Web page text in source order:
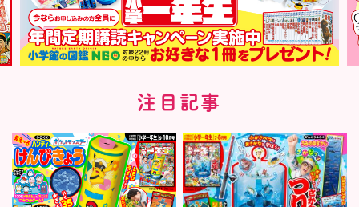
注目記事